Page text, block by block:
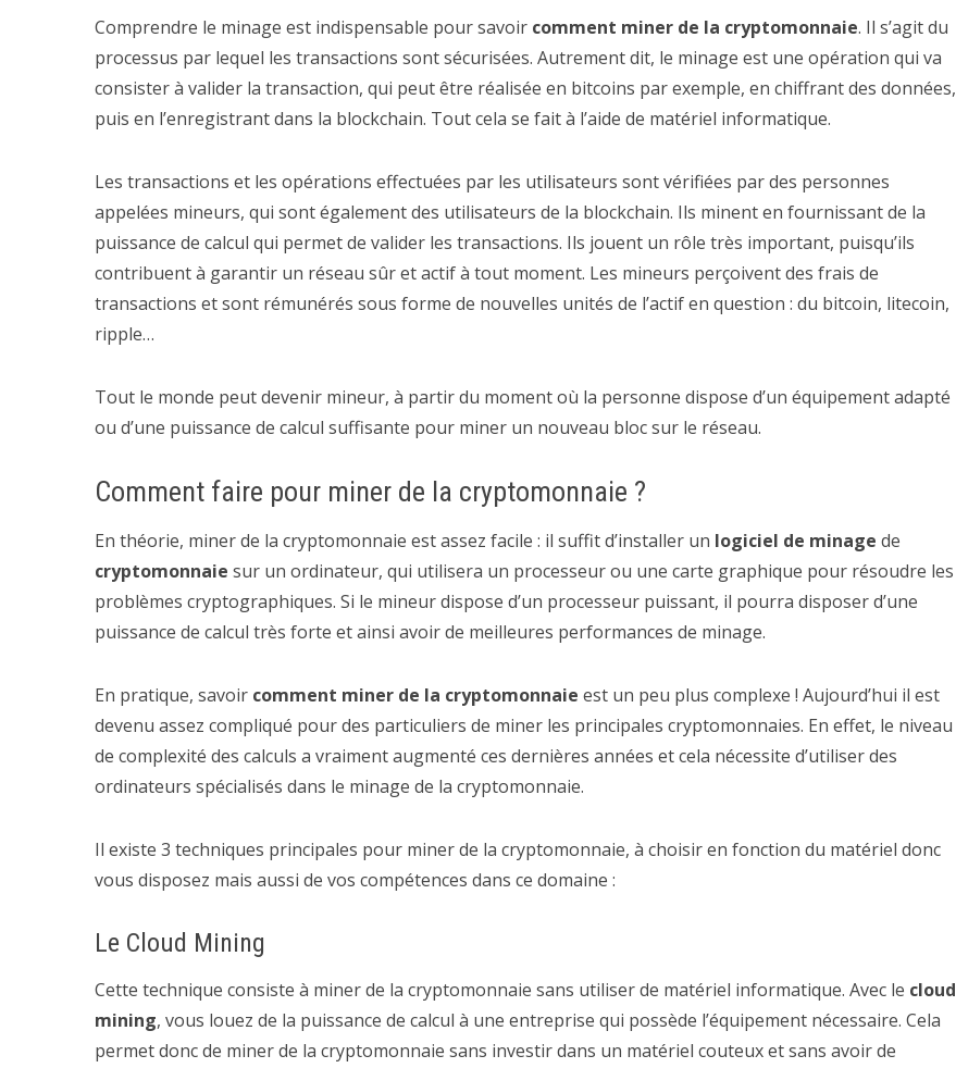
Comprendre le minage est indispensable pour savoir comment miner de la cryptomonnaie. Il s’agit du
processus par lequel les transactions sont sécurisées. Autrement dit, le minage est une opération qui va
consister à valider la transaction, qui peut être réalisée en bitcoins par exemple, en chiffrant des données,
puis en l’enregistrant dans la blockchain. Tout cela se fait à l’aide de matériel informatique.
Les transactions et les opérations effectuées par les utilisateurs sont vérifiées par des personnes
appelées mineurs, qui sont également des utilisateurs de la blockchain. Ils minent en fournissant de la
puissance de calcul qui permet de valider les transactions. Ils jouent un rôle très important, puisqu’ils
contribuent à garantir un réseau sûr et actif à tout moment. Les mineurs perçoivent des frais de
transactions et sont rémunérés sous forme de nouvelles unités de l’actif en question : du bitcoin, litecoin,
ripple…
Tout le monde peut devenir mineur, à partir du moment où la personne dispose d’un équipement adapté
ou d’une puissance de calcul suffisante pour miner un nouveau bloc sur le réseau.
Comment faire pour miner de la cryptomonnaie ?
En théorie, miner de la cryptomonnaie est assez facile : il suffit d’installer un logiciel de minage de
cryptomonnaie sur un ordinateur, qui utilisera un processeur ou une carte graphique pour résoudre les
problèmes cryptographiques. Si le mineur dispose d’un processeur puissant, il pourra disposer d’une
puissance de calcul très forte et ainsi avoir de meilleures performances de minage.
En pratique, savoir comment miner de la cryptomonnaie est un peu plus complexe ! Aujourd’hui il est
devenu assez compliqué pour des particuliers de miner les principales cryptomonnaies. En effet, le niveau
de complexité des calculs a vraiment augmenté ces dernières années et cela nécessite d’utiliser des
ordinateurs spécialisés dans le minage de la cryptomonnaie.
Il existe 3 techniques principales pour miner de la cryptomonnaie, à choisir en fonction du matériel donc
vous disposez mais aussi de vos compétences dans ce domaine :
Le Cloud Mining
Cette technique consiste à miner de la cryptomonnaie sans utiliser de matériel informatique. Avec le cloud
mining, vous louez de la puissance de calcul à une entreprise qui possède l’équipement nécessaire. Cela
permet donc de miner de la cryptomonnaie sans investir dans un matériel couteux et sans avoir de